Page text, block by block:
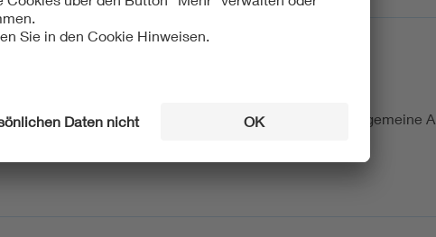
09
photovoltaisch betriebene Anwendungen – Teil 1: Allgemeine